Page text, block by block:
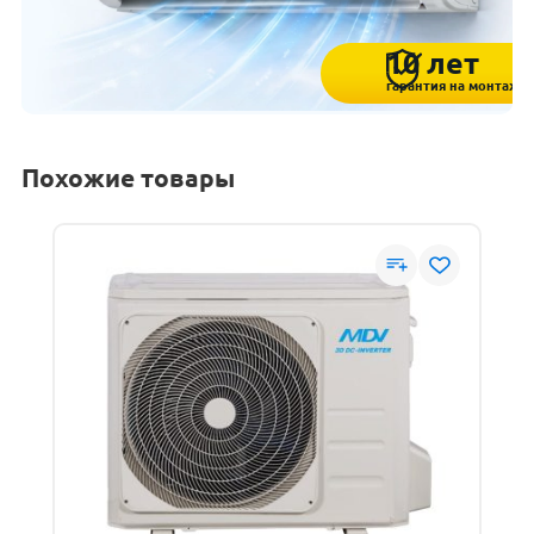
10 лет
гарантия на монтаж
Похожие товары